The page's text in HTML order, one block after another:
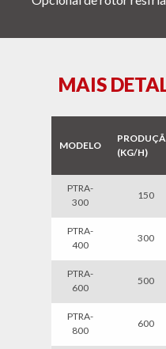
MAIS
MODELO
(KG/H)
PTRA-
300
150
PTRA-
400
300
PTRA-
600
500
PTRA-
800
600